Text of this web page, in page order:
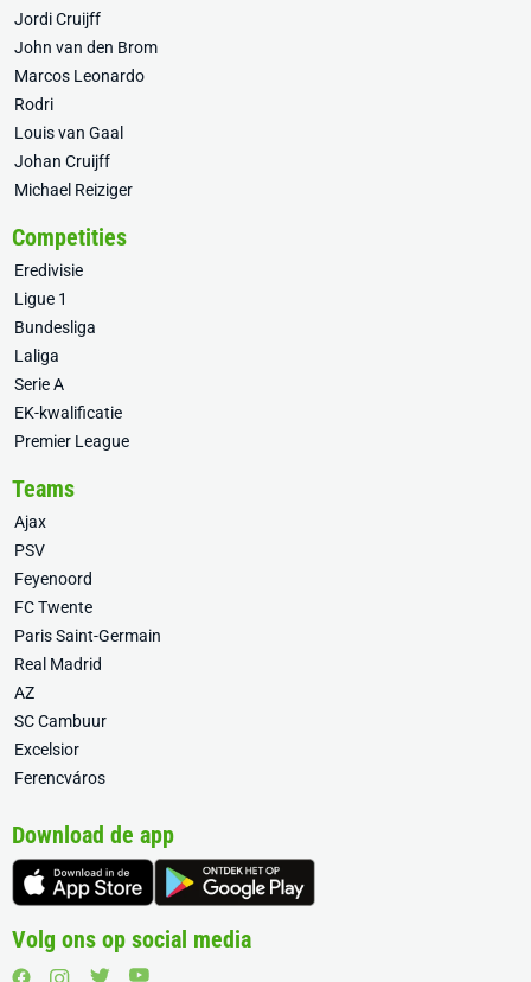
Jordi Cruijff
John van den Brom
Marcos Leonardo
Rodri
Louis van Gaal
Johan Cruijff
Michael Reiziger
Competities
Eredivisie
Ligue 1
Bundesliga
Laliga
Serie A
EK-kwalificatie
Premier League
Teams
Ajax
PSV
Feyenoord
FC Twente
Paris Saint-Germain
Real Madrid
AZ
SC Cambuur
Excelsior
Ferencváros
Download de app
Volg ons op social media